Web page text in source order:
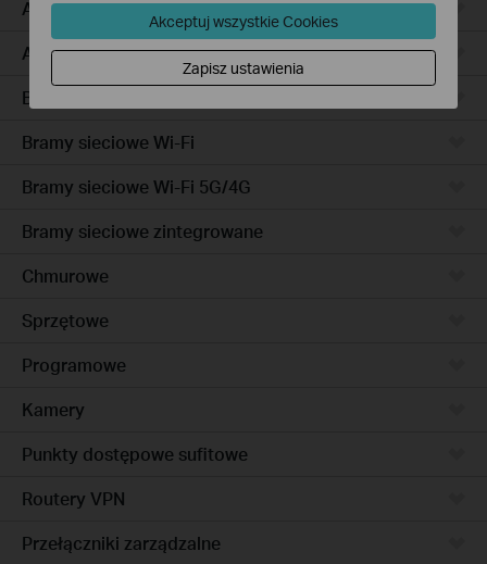
Access Pro
Access
Bramy sieciowe przewodowe
Bramy sieciowe Wi-Fi
Bramy sieciowe Wi-Fi 5G/4G
Bramy sieciowe zintegrowane
Chmurowe
Sprzętowe
Programowe
Kamery
Punkty dostępowe sufitowe
Routery VPN
Przełączniki zarządzalne
Akceptuj wszystkie Cookies
Zapisz ustawienia